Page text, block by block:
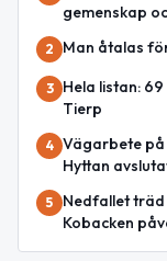
gemenskap
2 Man åtalas
3
Hela listan:
Tierp
4 Vägarbete på
Hyttan
5
Nedfallet träd
Kobacken